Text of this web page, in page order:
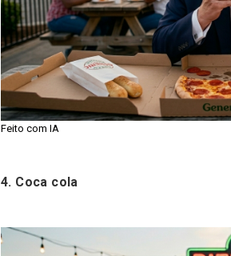
Feito com IA
4. Coca cola